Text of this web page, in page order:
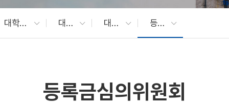
대학소개 대학현황 대학주요회의 등록금심의위원회
등록금심의위원회